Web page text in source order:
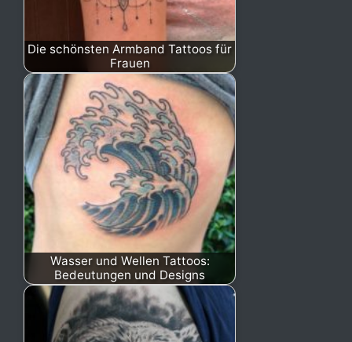
Die schönsten Armband Tattoos für
Frauen
Wasser und Wellen Tattoos:
Bedeutungen und Designs